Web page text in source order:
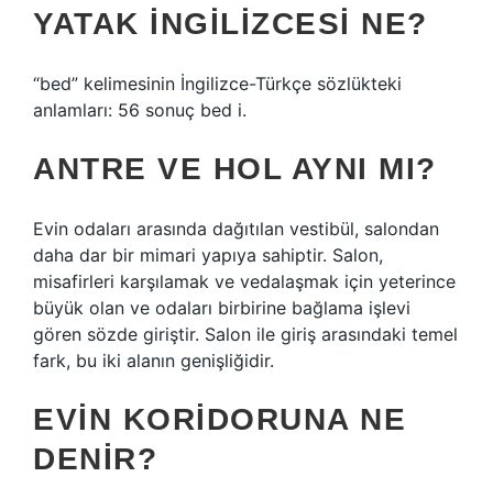
YATAK INGILIZCESI NE?
“bed” kelimesinin İngilizce-Türkçe sözlükteki
anlamları: 56 sonuç bed i.
ANTRE VE HOL AYNI MI?
Evin odaları arasında dağıtılan vestibül, salondan
daha dar bir mimari yapıya sahiptir. Salon,
misafirleri karşılamak ve vedalaşmak için yeterince
büyük olan ve odaları birbirine bağlama işlevi
gören sözde giriştir. Salon ile giriş arasındaki temel
fark, bu iki alanın genişliğidir.
EVIN KORIDORUNA NE
DENIR?